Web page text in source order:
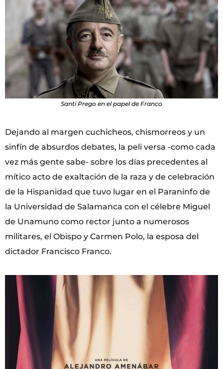
Santi Prego en el papel de Franco
Dejando al margen cuchicheos, chismorreos y un
sinfín de absurdos debates, la peli versa -como cada
vez más gente sabe- sobre los días precedentes al
mítico acto de exaltación de la raza y de celebración
de la Hispanidad que tuvo lugar en el Paraninfo de
la Universidad de Salamanca con el célebre Miguel
de Unamuno como rector junto a numerosos
militares, el Obispo y Carmen Polo, la esposa del
dictador Francisco Franco.